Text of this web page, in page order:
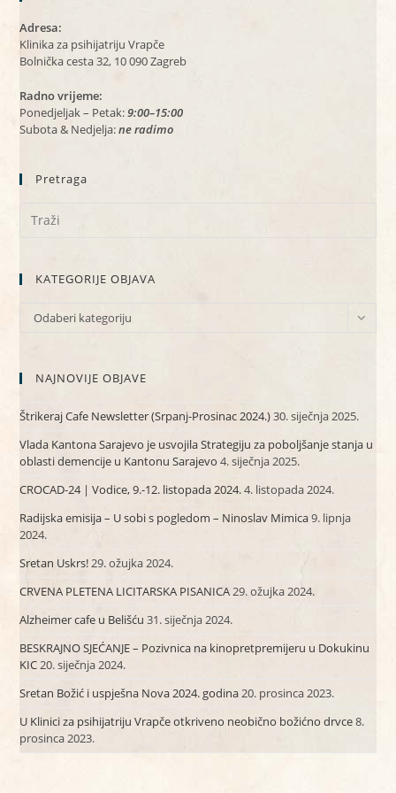
Adresa:
Klinika za psihijatriju Vrapče
Bolnička cesta 32, 10 090 Zagreb
Radno vrijeme:
Ponedjeljak – Petak:9:00–15:00
Subota & Nedjelja:ne radimo
Pretraga
KATEGORIJE OBJAVA
KATEGORIJE
Odaberi kategoriju
NAJNOVIJE OBJAVE
Štrikeraj Cafe Newsletter (Srpanj-Prosinac 2024.)30. siječnja 2025.
Vlada Kantona Sarajevo je usvojila Strategiju za poboljšanje stanja u
oblasti demencije u Kantonu Sarajevo 4. siječnja 2025.
CROCAD-24 | Vodice, 9.-12. listopada 2024.4. listopada 2024.
Radijska emisija – U sobi s pogledom – Ninoslav Mimica9. lipnja
2024.
Sretan Uskrs!29. ožujka 2024.
CRVENA PLETENA LICITARSKA PISANICA29. ožujka 2024.
Alzheimer cafe u Belišću 31. siječnja 2024.
BESKRAJNO SJEĆANJE – Pozivnica na kinopretpremijeru u Dokukinu
KIC20. siječnja 2024.
Sretan Božić i uspješna Nova 2024. godina20. prosinca 2023.
U Klinici za psihijatriju Vrapče otkriveno neobično božićno drvce8.
prosinca 2023.